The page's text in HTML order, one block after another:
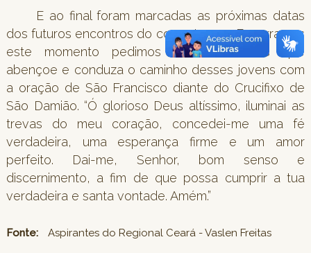
E ao final foram marcadas as próximas datas
dos futuros encontros do corrente ano. Encerramos
este momento pedimos ao Bom Deus que
abençoe e conduza o caminho desses jovens com
a oração de São Francisco diante do Crucifixo de
São Damião. “Ó glorioso Deus altíssimo, iluminai as
trevas do meu coração, concedei-me uma fé
verdadeira, uma esperança firme e um amor
perfeito. Dai-me, Senhor, bom senso e
discernimento, a fim de que possa cumprir a tua
verdadeira e santa vontade. Amém.”
Fonte: Aspirantes do Regional Ceará - Vaslen Freitas